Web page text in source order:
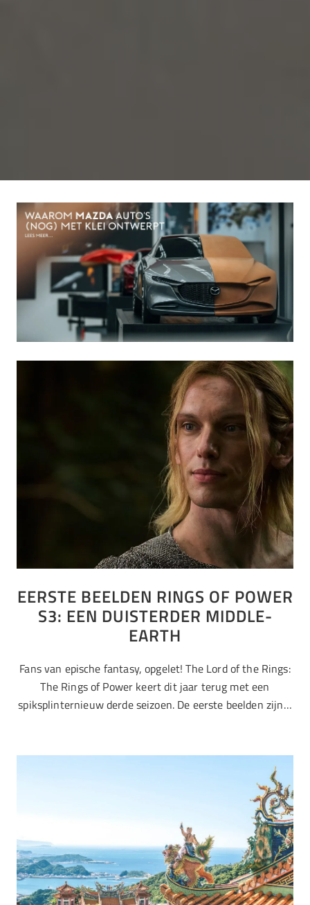
EERSTE BEELDEN RINGS OF POWER
S3: EEN DUISTERDER MIDDLE-
EARTH
Fans van epische fantasy, opgelet! The Lord of the Rings:
The Rings of Power keert dit jaar terug met een
spiksplinternieuw derde seizoen. De eerste beelden zijn…